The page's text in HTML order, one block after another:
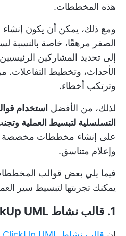
هذه المخططات.
ومع ذلك، يمكن أن يكون
الصفر مرهقًا، خاصة بالنسبة
إلى تحديد المشاركين
الأحداث، وتخطيط التفاعلات.
وترتكب أخطاء.
لذلك، من الأفضل استخدام
التسلسلية لتبسيط العملية
على إنشاء مخططات مخصصة
وإعلام متناسق.
فيما يلي بعض قوالب
يمكنك تجربتها لتبسيط سير
1. قالب نشاط ClickUp UML